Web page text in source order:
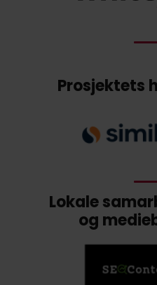
Prosjektets
Lokale
og